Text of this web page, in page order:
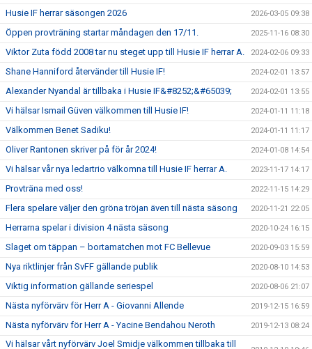
Husie IF herrar säsongen 2026 2026-03-05 09:38
Öppen provträning startar måndagen den 17/11. 2025-11-16 08:30
Viktor Zuta född 2008 tar nu steget upp till Husie IF herrar A. 2024-02-06 09:33
Shane Hanniford återvänder till Husie IF! 2024-02-01 13:57
Alexander Nyandal är tillbaka i Husie IF&#8252;&#65039; 2024-02-01 13:55
Vi hälsar Ismail Güven välkommen till Husie IF! 2024-01-11 11:18
Välkommen Benet Sadiku! 2024-01-11 11:17
Oliver Rantonen skriver på för år 2024! 2024-01-08 14:54
Vi hälsar vår nya ledartrio välkomna till Husie IF herrar A. 2023-11-17 14:17
Provträna med oss! 2022-11-15 14:29
Flera spelare väljer den gröna tröjan även till nästa säsong 2020-11-21 22:05
Herrarna spelar i division 4 nästa säsong 2020-10-24 16:15
Slaget om täppan – bortamatchen mot FC Bellevue 2020-09-03 15:59
Nya riktlinjer från SvFF gällande publik 2020-08-10 14:53
Viktig information gällande seriespel 2020-08-06 21:07
Nästa nyförvärv för Herr A - Giovanni Allende 2019-12-15 16:59
Nästa nyförvärv för Herr A - Yacine Bendahou Neroth 2019-12-13 08:24
Vi hälsar vårt nyförvärv Joel Smidje välkommen tillbaka till